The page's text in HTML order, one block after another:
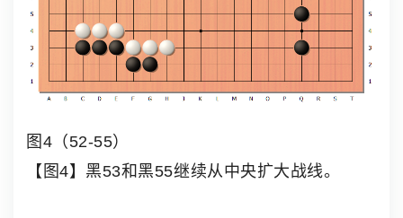
图4（52-55）
【图4】黑53和黑55继续从中央扩大战线。